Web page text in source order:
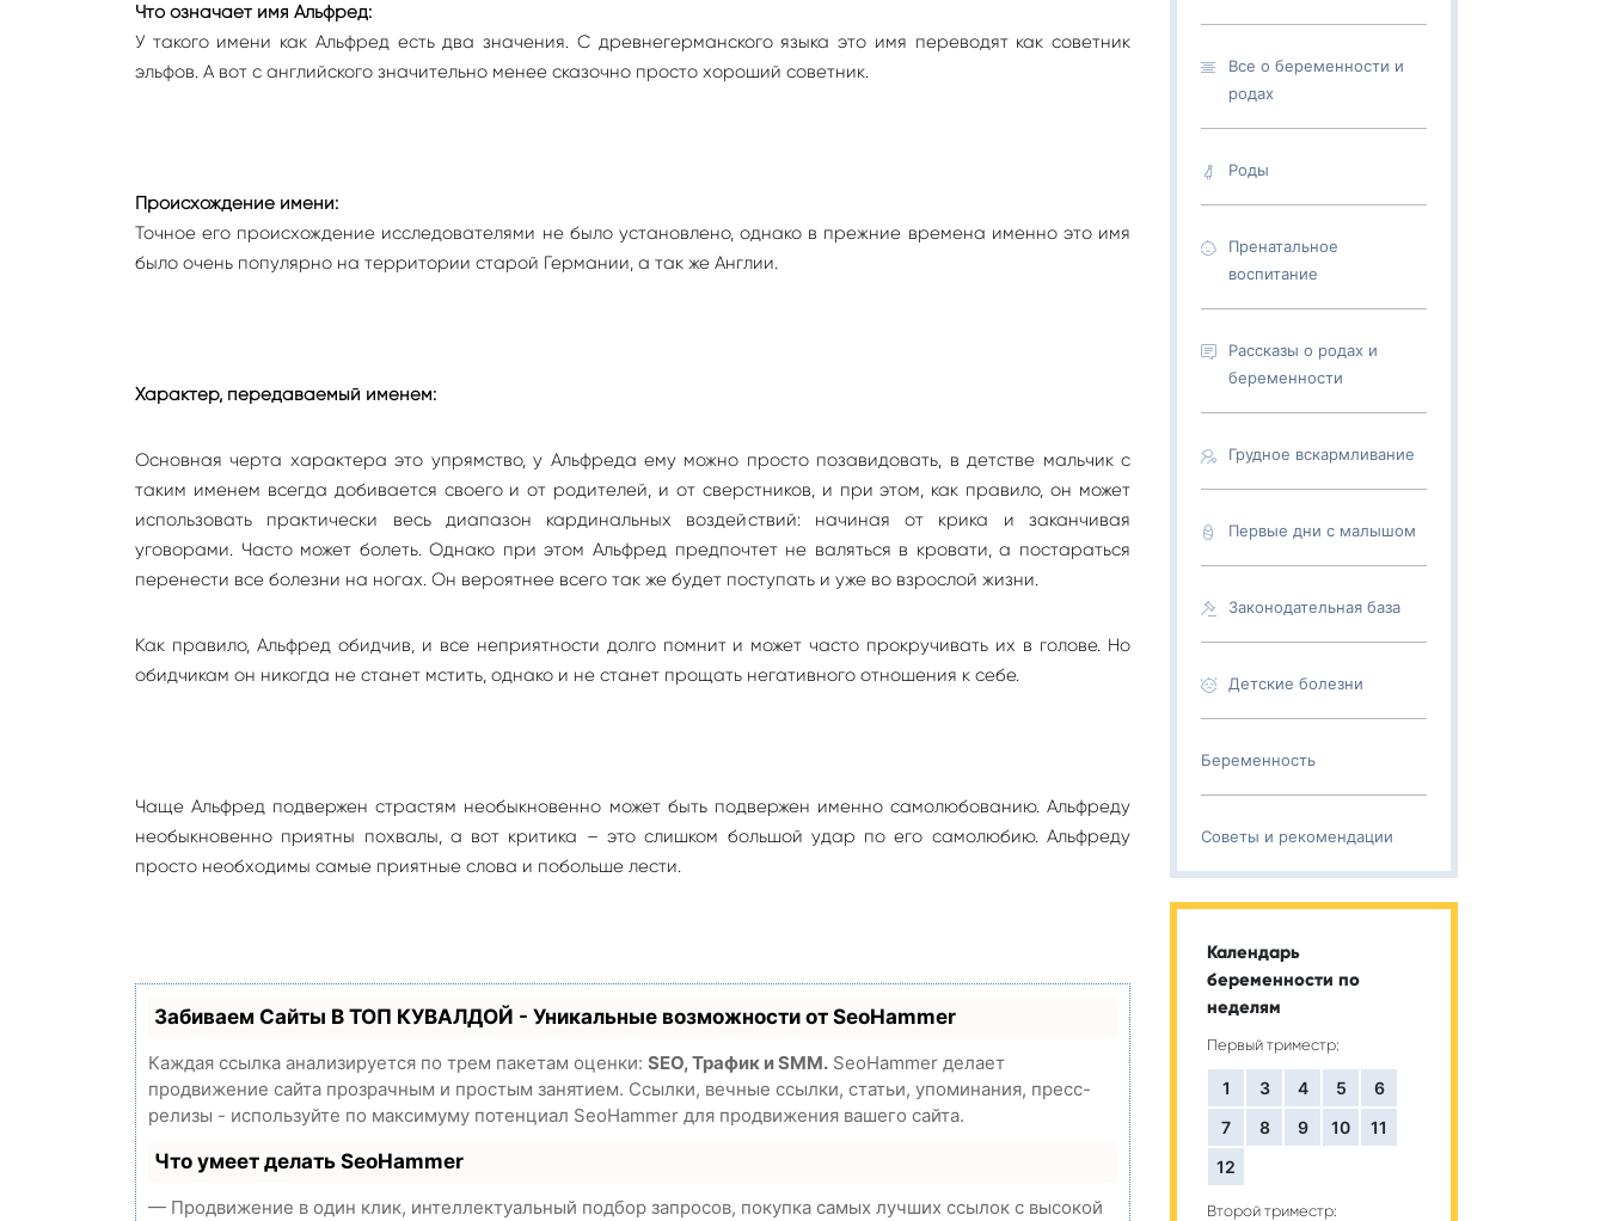
Что означает имя Альфред:
У такого имени как Альфред есть два значения. С древнегерманского языка это имя переводят как советник
эльфов. А вот с английского значительно менее сказочно просто хороший советник.
Происхождение имени:
Точное его происхождение исследователями не было установлено, однако в прежние времена именно это имя
было очень популярно на территории старой Германии, а так же Англии.
Характер, передаваемый именем:
Основная черта характера это упрямство, у Альфреда ему можно просто позавидовать, в детстве мальчик с
таким именем всегда добивается своего и от родителей, и от сверстников, и при этом, как правило, он может
использовать практически весь диапазон кардинальных воздействий: начиная от крика и заканчивая
уговорами. Часто может болеть. Однако при этом Альфред предпочтет не валяться в кровати, а постараться
перенести все болезни на ногах. Он вероятнее всего так же будет поступать и уже во взрослой жизни.
Как правило, Альфред обидчив, и все неприятности долго помнит и может часто прокручивать их в голове. Но
обидчикам он никогда не станет мстить, однако и не станет прощать негативного отношения к себе.
Чаще Альфред подвержен страстям необыкновенно может быть подвержен именно самолюбованию. Альфреду
необыкновенно приятны похвалы, а вот критика – это слишком большой удар по его самолюбию. Альфреду
просто необходимы самые приятные слова и побольше лести.
Забиваем Сайты В ТОП КУВАЛДОЙ - Уникальные возможности от SeoHammer
Каждая ссылка анализируется по трем пакетам оценки: SEO, Трафик и SMM. SeoHammer делает
продвижение сайта прозрачным и простым занятием. Ссылки, вечные ссылки, статьи, упоминания, пресс-
релизы - используйте по максимуму потенциал SeoHammer для продвижения вашего сайта.
Что умеет делать SeoHammer
— Продвижение в один клик, интеллектуальный подбор запросов, покупка самых лучших ссылок с высокой
Все о беременности и
родах
Роды
Пренатальное
воспитание
Рассказы о родах и
беременности
Грудное вскармливание
Первые дни с малышом
Законодательная база
Детские болезни
Беременность
Советы и рекомендации
Календарь
беременности по
неделям
Первый триместр:
1 3 4 5
6
7
8 9 10
11
12
Второй триместр: